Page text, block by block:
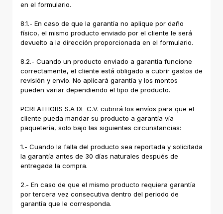
en el formulario.
8.1.- En caso de que la garantía no aplique por daño
físico, el mismo producto enviado por el cliente le será
devuelto a la dirección proporcionada en el formulario.
8.2.- Cuando un producto enviado a garantía funcione
correctamente, el cliente está obligado a cubrir gastos de
revisión y envío. No aplicará garantía y los montos
pueden variar dependiendo el tipo de producto.
PCREATHORS S.A DE C.V. cubrirá los envíos para que el
cliente pueda mandar su producto a garantía vía
paquetería, solo bajo las siguientes circunstancias:
1.- Cuando la falla del producto sea reportada y solicitada
la garantía antes de 30 días naturales después de
entregada la compra.
2.- En caso de que el mismo producto requiera garantía
por tercera vez consecutiva dentro del periodo de
garantía que le corresponda.